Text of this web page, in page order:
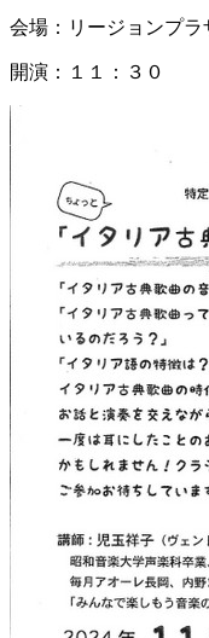
会場：リージョンプ
開演：１１：３０